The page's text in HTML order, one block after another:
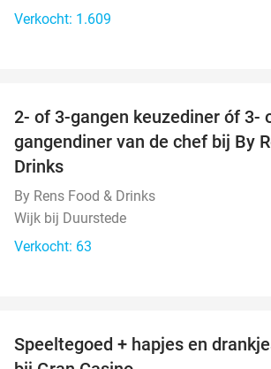
Verkocht: 1.609
2- of 3-gangen keuzediner óf 3-
gangendiner van de chef bij By
Drinks
By Rens Food & Drinks
Wijk bij Duurstede
Verkocht: 63
Speeltegoed + hapjes en